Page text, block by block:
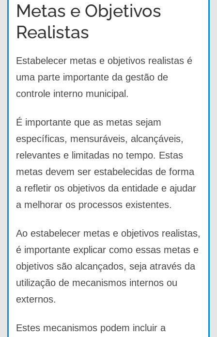
Metas e Objetivos
Realistas
Estabelecer metas e objetivos realistas é
uma parte importante da gestão de
controle interno municipal.
É importante que as metas sejam
específicas, mensuráveis, alcançáveis,
relevantes e limitadas no tempo. Estas
metas devem ser estabelecidas de forma
a refletir os objetivos da entidade e ajudar
a melhorar os processos existentes.
Ao estabelecer metas e objetivos realistas,
é importante explicar como essas metas e
objetivos são alcançados, seja através da
utilização de mecanismos internos ou
externos.
Estes mecanismos podem incluir a